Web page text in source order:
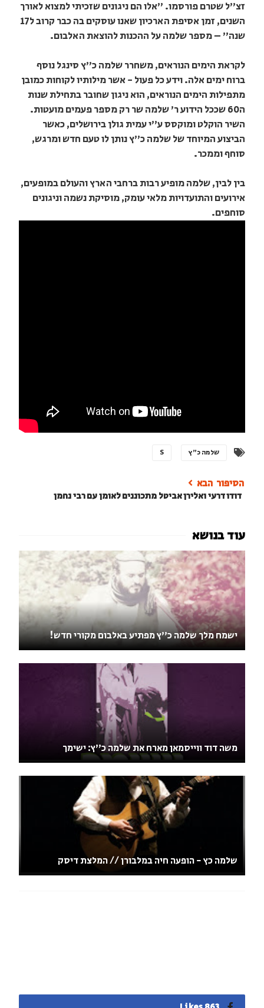
זצ"ל שטרם פורסמו. "אלו הם ניגונים שזכיתי למצוא לאורך
השנים, זמן אסיפת הארכיון שאנו עוסקים בה כבר קרוב ל17
שנה" – מספר שלמה על ההכנות להוצאת האלבום.
לקראת הימים הנוראים, משחרר שלמה כ"ץ סינגל נוסף
ברוח ימים אלה. וידע כל פעול - אשר מילותיו לקוחות כמובן
מתפילות הימים הנוראים, הוא ניגון שחובר בתחילת שנות
ה60 שככל הידוע ר' שלמה שר רק מספר פעמים מועטות.
השיר הוקלט ומוקסס ע"י עמית גולן בירושלים, כאשר
הביצוע המיוחד של שלמה כ"ץ נותן לו טעם חדש ומרגש,
סוחף וממכר.
בין לבין, שלמה מופיע רבות ברחבי הארץ והעולם במופעים,
אירועים והתועדויות מלאי עומק, מוסיקת נשמה וניגונים
סוחפים.
שלמה כ"ץ S
דודו דרעי ואלירן אביטל מתכוננים לאומן עם רבי נחמן
ישמח מלך שלמה כ''ץ מפתיע באלבום מקורי חדש!
משה דוד ווייסמאן מארח את שלמה כ''ץ: ישימך
שלמה כץ - הופעה חיה במלבורן // המלצת דיסק